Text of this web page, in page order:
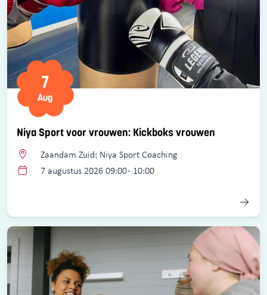
Niya Sport voor vrouwen: Kickboks vrouwen
7
Aug
Zaandam Zuid: Niya Sport Coaching
7 augustus 2026 09:00 - 10:00